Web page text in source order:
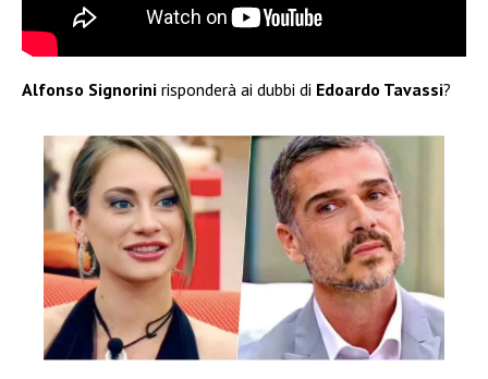
Alfonso Signorini risponderà ai dubbi di Edoardo Tavassi?